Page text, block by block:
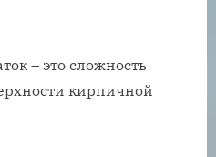
– это сложность
кирпичной